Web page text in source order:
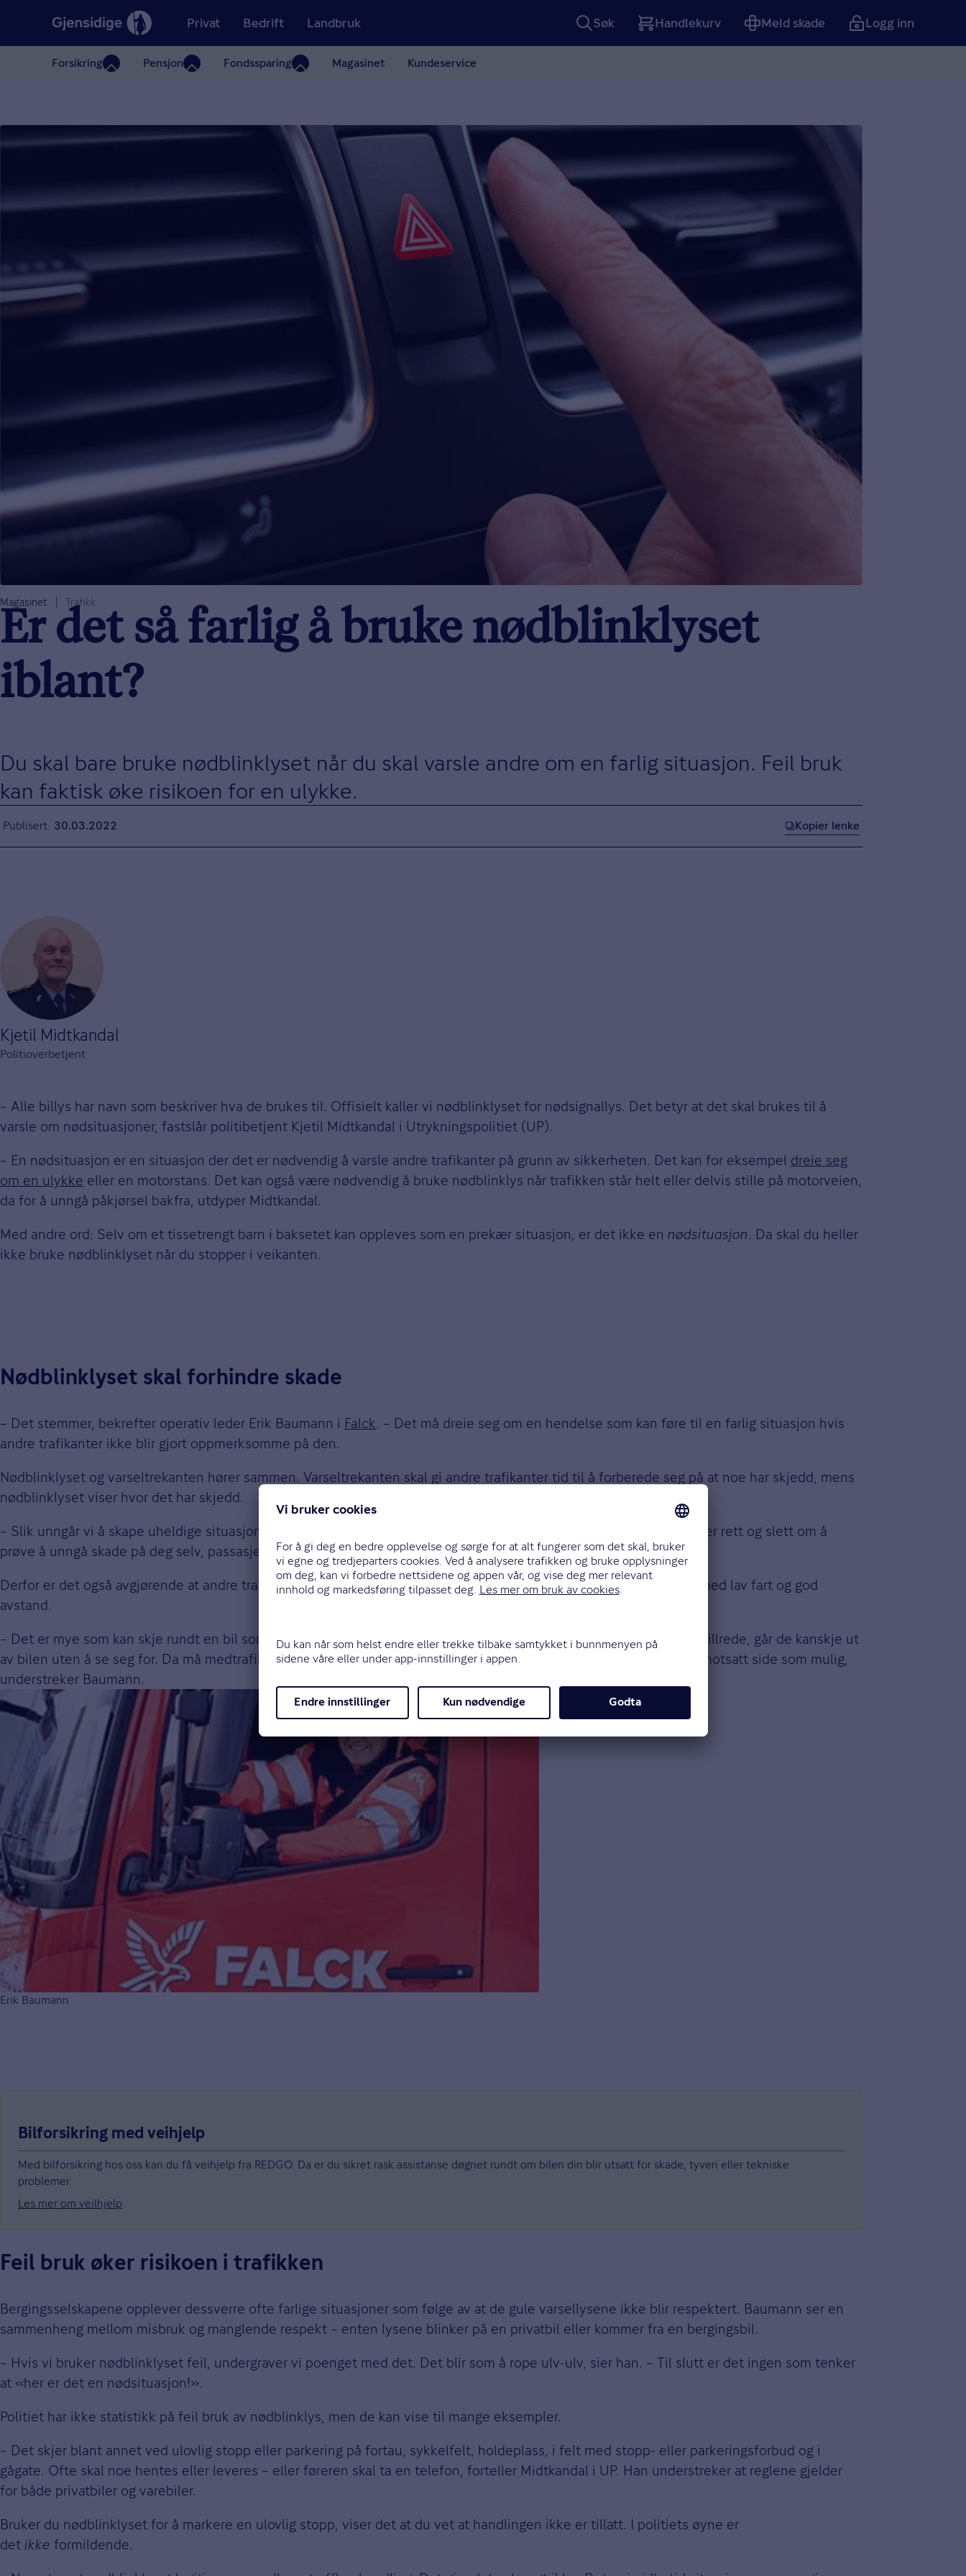
Privat
Forsikring Pensjon Fondssparing Magasinet Kundeservice
Bedrift Landbruk Søk
Handlekurv
Meld skade Logg inn
Magasinet Trafikk
Er det så farlig å bruke nødblinklyset
iblant?
Du skal bare bruke nødblinklyset når du skal varsle andre om en farlig situasjon. Feil bruk
kan faktisk øke risikoen for en ulykke.
Publisert 30.03.2022 Kopier lenke
Kjetil Midtkandal
Politioverbetjent
– Alle billys har navn som beskriver hva de brukes til. Offisielt kaller vi nødblinklyset for nødsignallys. Det betyr at det skal brukes til å
varsle om nødsituasjoner, fastslår politibetjent Kjetil Midtkandal i Utrykningspolitiet (UP).
– En nødsituasjon er en situasjon der det er nødvendig å varsle andre trafikanter på grunn av sikkerheten. Det kan for eksempel dreie seg
om en ulykke eller en motorstans. Det kan også være nødvendig å bruke nødblinklys når trafikken står helt eller delvis stille på motorveien,
da for å unngå påkjørsel bakfra, utdyper Midtkandal.
Med andre ord: Selv om et tissetrengt barn i baksetet kan oppleves som en prekær situasjon, er det ikke en nødsituasjon. Da skal du heller
ikke bruke nødblinklyset når du stopper i veikanten.
Nødblinklyset skal forhindre skade
– Det stemmer, bekrefter operativ leder Erik Baumann i Falck. – Det må dreie seg om en hendelse som kan føre til en farlig situasjon hvis
andre trafikanter ikke blir gjort oppmerksomme på den.
Nødblinklyset og varseltrekanten hører sammen. Varseltrekanten skal gi andre trafikanter tid til å forberede seg på at noe har skjedd, mens
nødblinklyset viser hvor det har skjedd.
– Slik unngår vi å skape uheldige situasjoner – og å forverre følgene av et uhell som allerede har skjedd. Det handler rett og slett om å
prøve å unngå skade på deg selv, passasjerene dine og andre trafikanter, sier Baumann.
Derfor er det også avgjørende at andre trafikanter handler klokt når de ser nødsignalet ditt. Det er ensbetydende med lav fart og god
avstand.
– Det er mye som kan skje rundt en bil som har måttet stoppe. Hvis føreren og passasjerene er oppskjørtet eller i villrede, går de kanskje ut
av bilen uten å se seg for. Da må medtrafikantene være oppmerksomme, senke farten og legge seg så langt ut til motsatt side som mulig,
understreker Baumann.
Erik Baumann
Bilforsikring med veihjelp
Med bilforsikring hos oss kan du få veihjelp fra REDGO. Da er du sikret rask assistanse døgnet rundt om bilen din blir utsatt for skade, tyveri eller tekniske
problemer.
Les mer om veilhjelp
Feil bruk øker risikoen i trafikken
Bergingsselskapene opplever dessverre ofte farlige situasjoner som følge av at de gule varsellysene ikke blir respektert. Baumann ser en
sammenheng mellom misbruk og manglende respekt – enten lysene blinker på en privatbil eller kommer fra en bergingsbil.
– Hvis vi bruker nødblinklyset feil, undergraver vi poenget med det. Det blir som å rope ulv-ulv, sier han. – Til slutt er det ingen som tenker
at «her er det en nødsituasjon!».
Politiet har ikke statistikk på feil bruk av nødblinklys, men de kan vise til mange eksempler.
– Det skjer blant annet ved ulovlig stopp eller parkering på fortau, sykkelfelt, holdeplass, i felt med stopp- eller parkeringsforbud og i
gågate. Ofte skal noe hentes eller leveres – eller føreren skal ta en telefon, forteller Midtkandal i UP. Han understreker at reglene gjelder
for både privatbiler og varebiler.
Bruker du nødblinklyset for å markere en ulovlig stopp, viser det at du vet at handlingen ikke er tillatt. I politiets øyne er
det ikke formildende.